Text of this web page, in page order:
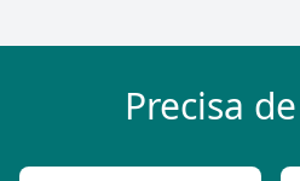
Precisa de